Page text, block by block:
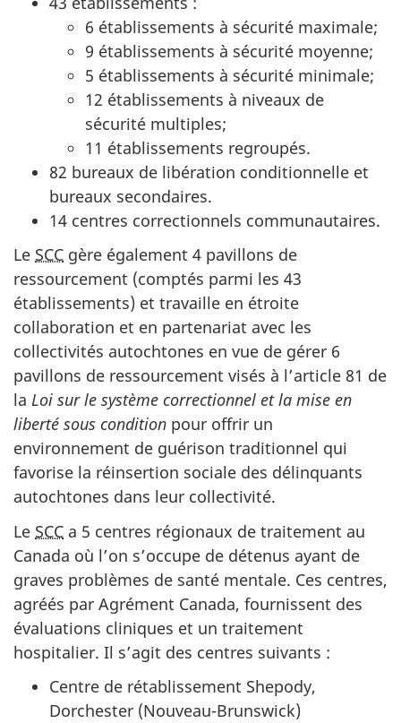
6 établissements à sécurité maximale;
9 établissements à sécurité moyenne;
5 établissements à sécurité minimale;
12 établissements à niveaux de
sécurité multiples;
11 établissements regroupés.
82 bureaux de libération conditionnelle et
bureaux secondaires.
14 centres correctionnels communautaires.
Le SCC gère également 4 pavillons de
ressourcement (comptés parmi les 43
établissements) et travaille en étroite
collaboration et en partenariat avec les
collectivités autochtones en vue de gérer 6
pavillons de ressourcement visés à l’article 81 de
la Loi sur le système correctionnel et la mise en
liberté sous condition pour offrir un
environnement de guérison traditionnel qui
favorise la réinsertion sociale des délinquants
autochtones dans leur collectivité.
Le SCC a 5 centres régionaux de traitement au
Canada où l’on s’occupe de détenus ayant de
graves problèmes de santé mentale. Ces centres,
agréés par Agrément Canada, fournissent des
évaluations cliniques et un traitement
hospitalier. Il s’agit des centres suivants :
Centre de rétablissement Shepody,
Dorchester (Nouveau-Brunswick)